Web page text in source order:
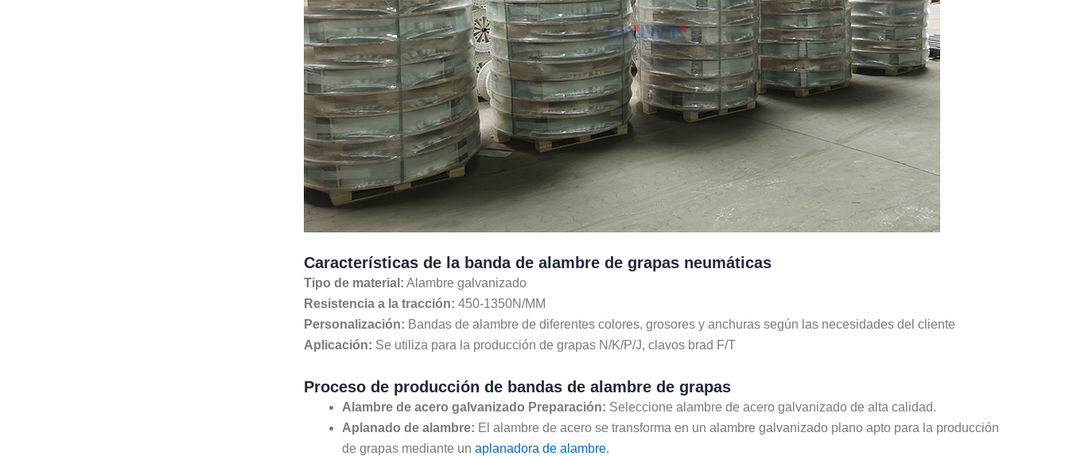
Características de la banda de alambre de grapas neumáticas
Tipo de material: Alambre galvanizado
Resistencia a la tracción: 450-1350N/MM
Personalización: Bandas de alambre de diferentes colores, grosores y anchuras según las necesidades del cliente
Aplicación: Se utiliza para la producción de grapas N/K/P/J, clavos brad F/T
Proceso de producción de bandas de alambre de grapas
Alambre de acero galvanizado Preparación: Seleccione alambre de acero galvanizado de alta calidad.
Aplanado de alambre: El alambre de acero se transforma en un alambre galvanizado plano apto para la producción
de grapas mediante un aplanadora de alambre.